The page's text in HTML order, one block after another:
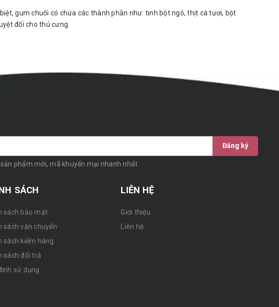
gum chuối có chứa các thành phần như: tinh bột ngô, thịt cá tươi, bột
đối cho thú cưng.
Đăng ký
phẩm mới, mã khuyến mại nhanh nhất
SÁCH
sách bảo mật
sách vận chuyển
sách kiểm hàng
sách đổi trả
sử dụng
LIÊN HỆ
Giới thiệu
Liên hệ